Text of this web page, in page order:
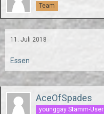
Team
11. Juli 2018
Essen
AceOfSpades
younggay Stamm-User